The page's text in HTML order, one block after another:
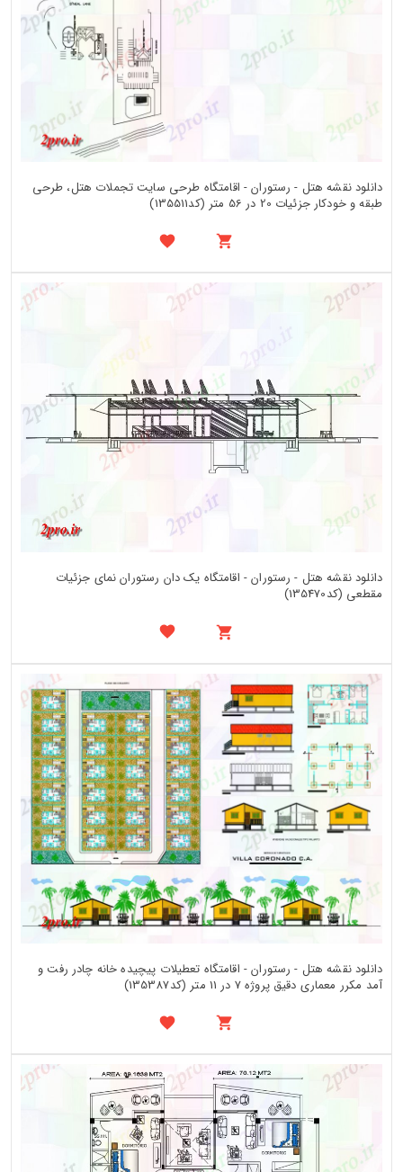
دانلود نقشه هتل - رستوران - اقامتگاه طرحی سایت تجملات هتل، طرحی
طبقه و خودکار جزئیات 20 در 56 متر (کد135511)
دانلود نقشه هتل - رستوران - اقامتگاه یک دان رستوران نمای جزئیات
مقطعی (کد135470)
دانلود نقشه هتل - رستوران - اقامتگاه تعطیلات پیچیده خانه چادر رفت و
آمد مکرر معماری دقیق پروژه 7 در 11 متر (کد135387)